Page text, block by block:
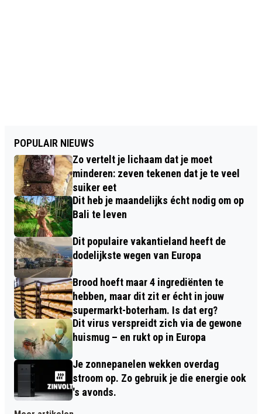
POPULAIR NIEUWS
Zo vertelt je lichaam dat je moet
minderen: zeven tekenen dat je te veel
suiker eet
Dit heb je maandelijks écht nodig om op
Bali te leven
Dit populaire vakantieland heeft de
dodelijkste wegen van Europa
Brood hoeft maar 4 ingrediënten te
hebben, maar dit zit er écht in jouw
supermarkt-boterham. Is dat erg?
Dit virus verspreidt zich via de gewone
huismug – en rukt op in Europa
Je zonnepanelen wekken overdag
stroom op. Zo gebruik je die energie ook
's avonds.